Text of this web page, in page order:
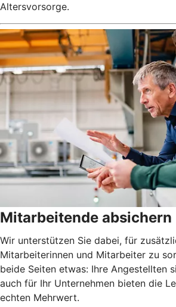
Altersvorsorge.
Mitarbeitende absichern
Wir unterstützen Sie dabei, für
Mitarbeiterinnen und Mitarbeiter zu
beide Seiten etwas: Ihre Angestellten
auch für Ihr Unternehmen bieten die
echten Mehrwert.